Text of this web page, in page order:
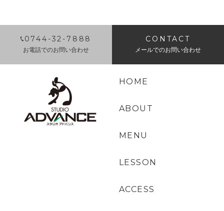
0744-32-7888
お電話でのお問い合わせ
CONTACT
メールでのお問い合わせ
HOME
ABOUT
MENU
LESSON
ACCESS